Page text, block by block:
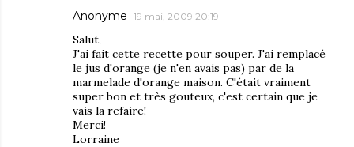
Anonyme 19 mai, 2009 20:19
Salut,
J'ai fait cette recette pour souper. J'ai remplacé
le jus d'orange (je n'en avais pas) par de la
marmelade d'orange maison. C'était vraiment
super bon et très gouteux, c'est certain que je
vais la refaire!
Merci!
Lorraine